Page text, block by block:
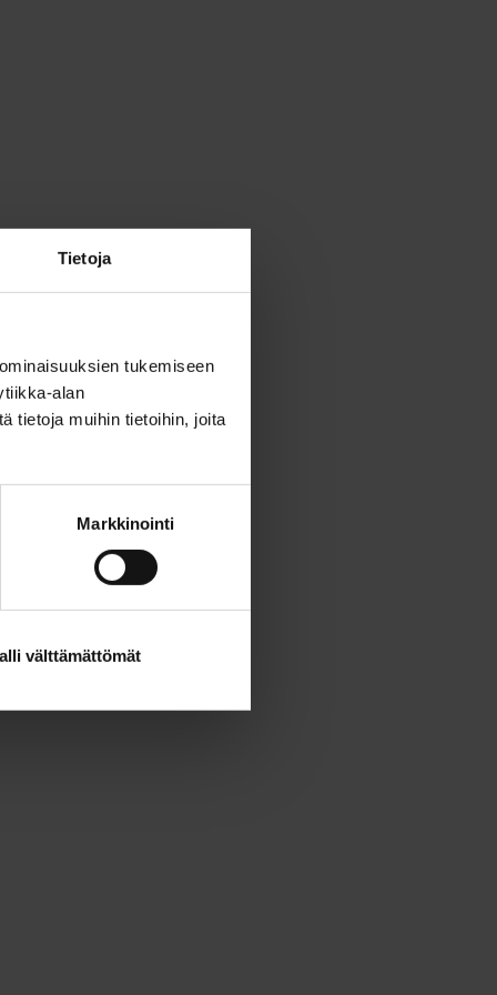
Tietoja
tukemiseen
alan
tietoja muihin tietoihin, joita
Markkinointi
välttämättömät